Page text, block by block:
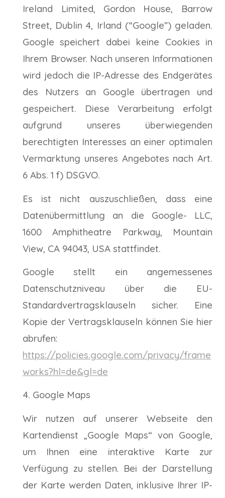
Ireland Limited, Gordon House, Barrow
Street, Dublin 4, Irland (“Google”) geladen.
Google speichert dabei keine Cookies in
Ihrem Browser. Nach unseren Informationen
wird jedoch die IP-Adresse des Endgerätes
des Nutzers an Google übertragen und
gespeichert. Diese Verarbeitung erfolgt
aufgrund unseres überwiegenden
berechtigten Interesses an einer optimalen
Vermarktung unseres Angebotes nach Art.
6 Abs. 1 f) DSGVO.
Es ist nicht auszuschließen, dass eine
Datenübermittlung an die Google- LLC,
1600 Amphitheatre Parkway, Mountain
View, CA 94043, USA stattfindet.
Google stellt ein angemessenes
Datenschutzniveau über die EU-
Standardvertragsklauseln sicher. Eine
Kopie der Vertragsklauseln können Sie hier
abrufen:
https://policies.google.com/privacy/frame
works?hl=de&gl=de
Google Maps
Wir nutzen auf unserer Webseite den
Kartendienst „Google Maps“ von Google,
um Ihnen eine interaktive Karte zur
Verfügung zu stellen. Bei der Darstellung
der Karte werden Daten, inklusive Ihrer IP-